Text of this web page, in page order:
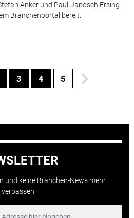
Anker und Paul-Janosch Ersing
Branchenportal bereit.
3 4 5
und keine Branchen-News mehr
verpassen.